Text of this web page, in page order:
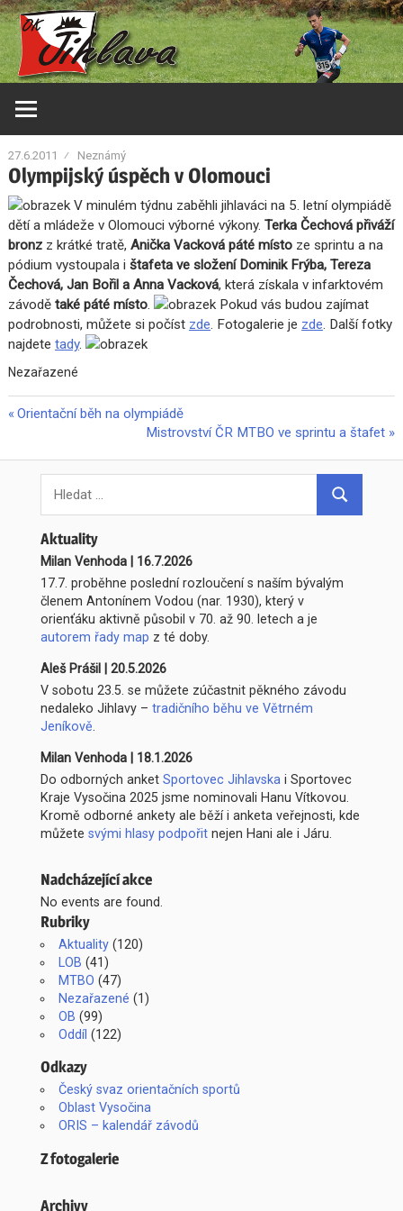
Skip
to
content
OK
Jihlava
Orientační
klub
Jihlava
27.6.2011 Neznámý
Olympijský úspěch v Olomouci
V minulém týdnu zaběhli jihlaváci na 5. letní olympiádě
dětí a mládeže v Olomouci výborné výkony.Terka Čechová přiváží
bronz z krátké tratě,Anička Vacková páté místo ze sprintu a na
pódium vystoupala ištafeta ve složení Dominik Frýba, Tereza
Čechová, Jan Bořil a Anna Vacková, která získala v infarktovém
závodětaké páté místo.
Pokud vás budou zajímat
podrobnosti, můžete si počíst zde. Fotogalerie je zde. Další fotky
najdetetady.
Nezařazené
Navigace
pro
příspěvek
Previous
Orientační běh na olympiádě
Next
Mistrovství ČR MTBO ve sprintu a štafet
for:
Hledat
Aktuality
Milan Venhoda
16.7.2026
17.7. proběhne poslední rozloučení s naším bývalým
členem Antonínem Vodou (nar. 1930), který v
orienťáku aktivně působil v 70. až 90. letech a je
autorem řady map z té doby.
Aleš Prášil |20.5.2026
V sobotu 23.5. se můžete zúčastnit pěkného závodu
nedaleko Jihlavy –tradičního běhu ve Větrném
Jeníkově
Milan Venhoda
18.1.2026
Do odborných anketSportovec Jihlavska i Sportovec
Kraje Vysočina 2025 jsme nominovali Hanu Vítkovou.
Kromě odborné ankety ale běží i anketa veřejnosti, kde
můžetesvými hlasy podpořit nejen Hani ale i Járu.
Nadcházející akce
No events are found.
Rubriky
Aktuality(120)
LOB (41)
MTBO (47)
Nezařazené (1)
OB (99)
Oddíl (122)
Odkazy
Český svaz orientačních sportů
Oblast Vysočina
ORIS – kalendář závodů
Z fotogalerie
Archivy